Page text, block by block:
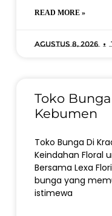
READ MORE »
Agustus 8, 2026
Toko
Kebumen
Toko Bunga Di
Keindahan Floral
Bersama Lexa
bunga yang
istimewa